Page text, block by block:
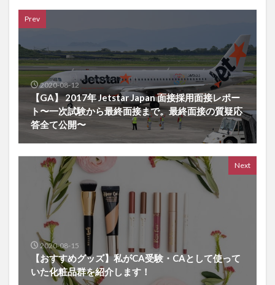
Prev
2020-08-12
【GA】 2017年 Jetstar Japan 面接採用面接レポー
ト〜一次試験から最終面接まで。最終面接の質疑応
答全て公開〜
Next
2020-08-15
【おすすめグッズ】私がCA受験・CAとして使って
いた化粧品群を紹介します！